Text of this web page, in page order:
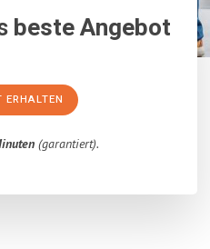
beste Angebot
ERHALTEN
(garantiert).